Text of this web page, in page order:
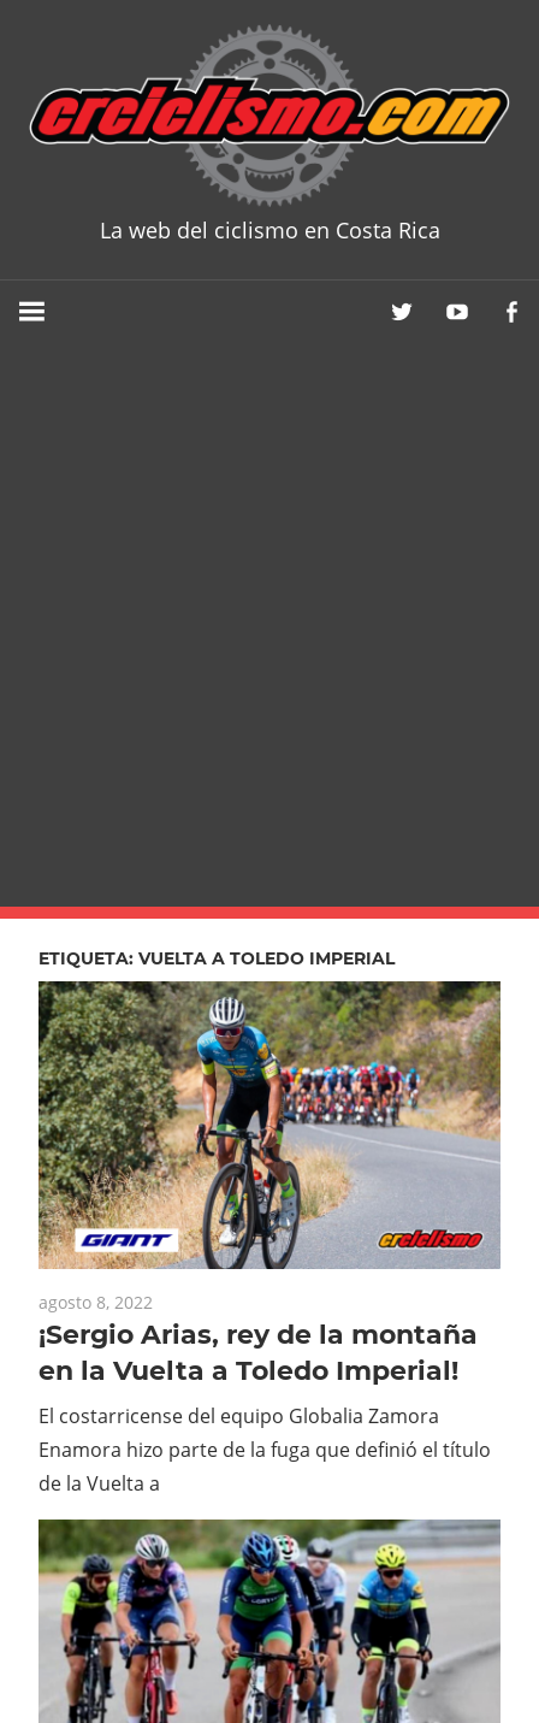
content
La web del ciclismo en Costa Rica
ETIQUETA: VUELTA A TOLEDO IMPERIAL
agosto 8, 2022
¡Sergio Arias, rey de la montaña
en la Vuelta a Toledo Imperial!
El costarricense del equipo Globalia Zamora
Enamora hizo parte de la fuga que definió el título
de la Vuelta a